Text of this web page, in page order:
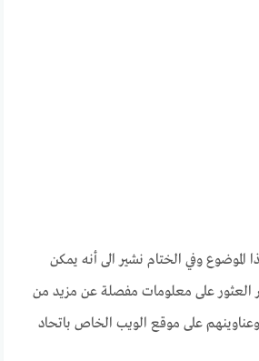
الموضوع وفي الختام نشير الى أنه يمكن
العثور على معلومات مفصلة عن مزيد من
وعناوينهم على موقع الويب الخاص باتحاد